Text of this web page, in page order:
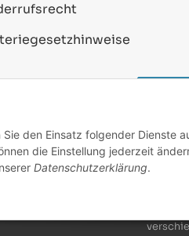
* Alle Preise inkl.
Alle verwendeten
den Einsatz folgender Dienste
die Einstellung jederzeit
Datenschutzerklärung.